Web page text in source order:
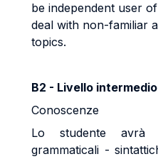
be independent user
deal with non-familiar
topics.
B2 - Livello
Conoscenze
Lo studente avrà
grammaticali -